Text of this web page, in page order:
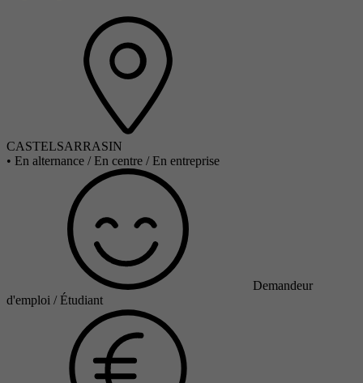
CASTELSARRASIN
• En alternance / En centre / En entreprise
Demandeur
d'emploi / Étudiant